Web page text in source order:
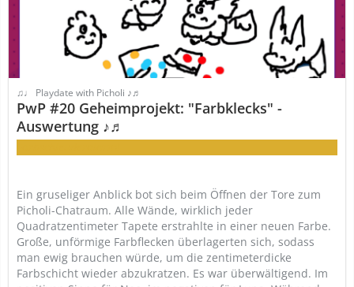
♫♩ Playdate with Picholi ♪♬
PwP #20 Geheimprojekt: "Farbklecks" -
Auswertung ♪♬
Ein gruseliger Anblick bot sich beim Öffnen der Tore zum
Picholi-Chatraum. Alle Wände, wirklich jeder
Quadratzentimeter Tapete erstrahlte in einer neuen Farbe.
Große, unförmige Farbflecken überlagerten sich, sodass
man ewig brauchen würde, um die zentimeterdicke
Farbschicht wieder abzukratzen. Es war überwältigend. Im